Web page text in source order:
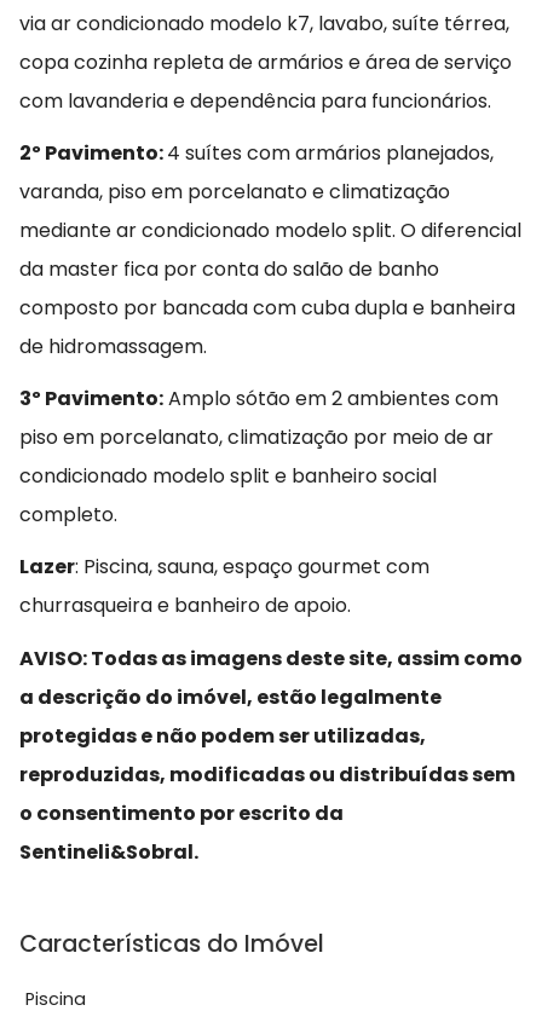
via ar condicionado modelo k7, lavabo, suíte térrea,
copa cozinha repleta de armários e área de serviço
com lavanderia e dependência para funcionários.
2º Pavimento:4 suítes com armários planejados,
varanda, piso em porcelanato e climatização
mediante ar condicionado modelo split. O diferencial
da master fica por conta do salão de banho
composto por bancada com cuba dupla e banheira
de hidromassagem.
3º Pavimento:Amplo sótão em 2 ambientes com
piso em porcelanato, climatização por meio de ar
condicionado modelo split e banheiro social
completo.
Lazer: Piscina, sauna, espaço gourmet com
churrasqueira e banheiro de apoio.
AVISO: Todas as imagens deste site, assim como
a descrição do imóvel, estão legalmente
protegidas e não podem ser utilizadas,
reproduzidas, modificadas ou distribuídas sem
o consentimento por escrito da
Sentineli&Sobral.
Características do Imóvel
Piscina